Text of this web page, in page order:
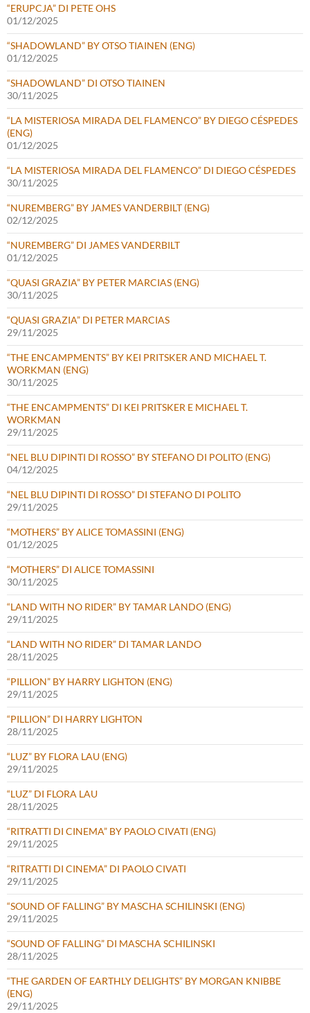
“ERUPCJA” DI PETE OHS
01/12/2025
“SHADOWLAND” BY OTSO TIAINEN (ENG)
01/12/2025
“SHADOWLAND” DI OTSO TIAINEN
30/11/2025
“LA MISTERIOSA MIRADA DEL FLAMENCO” BY DIEGO CÉSPEDES
(ENG)
01/12/2025
“LA MISTERIOSA MIRADA DEL FLAMENCO” DI DIEGO CÉSPEDES
30/11/2025
“NUREMBERG” BY JAMES VANDERBILT (ENG)
02/12/2025
“NUREMBERG” DI JAMES VANDERBILT
01/12/2025
“QUASI GRAZIA” BY PETER MARCIAS (ENG)
30/11/2025
“QUASI GRAZIA” DI PETER MARCIAS
29/11/2025
“THE ENCAMPMENTS” BY KEI PRITSKER AND MICHAEL T.
WORKMAN (ENG)
30/11/2025
“THE ENCAMPMENTS” DI KEI PRITSKER E MICHAEL T.
WORKMAN
29/11/2025
“NEL BLU DIPINTI DI ROSSO” BY STEFANO DI POLITO (ENG)
04/12/2025
“NEL BLU DIPINTI DI ROSSO” DI STEFANO DI POLITO
29/11/2025
“MOTHERS” BY ALICE TOMASSINI (ENG)
01/12/2025
“MOTHERS” DI ALICE TOMASSINI
30/11/2025
“LAND WITH NO RIDER” BY TAMAR LANDO (ENG)
29/11/2025
“LAND WITH NO RIDER” DI TAMAR LANDO
28/11/2025
“PILLION” BY HARRY LIGHTON (ENG)
29/11/2025
“PILLION” DI HARRY LIGHTON
28/11/2025
“LUZ” BY FLORA LAU (ENG)
29/11/2025
“LUZ” DI FLORA LAU
28/11/2025
“RITRATTI DI CINEMA” BY PAOLO CIVATI (ENG)
29/11/2025
“RITRATTI DI CINEMA” DI PAOLO CIVATI
29/11/2025
“SOUND OF FALLING” BY MASCHA SCHILINSKI (ENG)
29/11/2025
“SOUND OF FALLING” DI MASCHA SCHILINSKI
28/11/2025
“THE GARDEN OF EARTHLY DELIGHTS” BY MORGAN KNIBBE
(ENG)
29/11/2025